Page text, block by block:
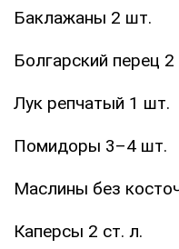
Баклажаны 2 шт.
Болгарский перец
Лук репчатый 1 шт.
Помидоры 3–4 шт.
Маслины без
Каперсы 2 ст. л.